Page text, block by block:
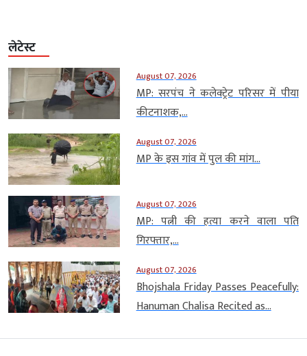
लेटेस्ट
August 07, 2026
MP: सरपंच ने कलेक्ट्रेट परिसर में पीया
कीटनाशक,...
August 07, 2026
MP के इस गांव में पुल की मांग...
August 07, 2026
MP: पत्नी की हत्या करने वाला पति
गिरफ्तार,...
August 07, 2026
Bhojshala Friday Passes Peacefully:
Hanuman Chalisa Recited as...